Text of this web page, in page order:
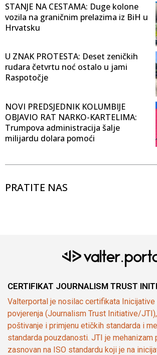
STANJE NA CESTAMA: Duge kolone
vozila na graničnim prelazima iz BiH u
Hrvatsku
U ZNAK PROTESTA: Deset zeničkih
rudara četvrtu noć ostalo u jami
Raspotočje
NOVI PREDSJEDNIK KOLUMBIJE
OBJAVIO RAT NARKO-KARTELIMA:
Trumpova administracija šalje
milijardu dolara pomoći
PRATITE NAS
CERTIFIKAT JOURNALISM TRUST
Valterportal je nosilac certifikata
povjerenja (Journalism Trust Initiative/
poštivanje i primjenu etičkih standarda i
standarda pouzdanosti. JTI je mehanizam
zasnovan na ISO standardu koji je na